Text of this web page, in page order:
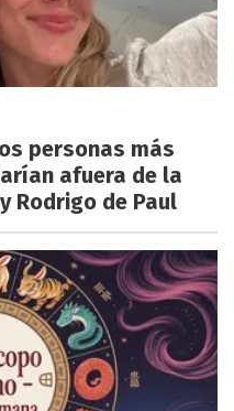
personas más
afuera de la
Rodrigo de Paul